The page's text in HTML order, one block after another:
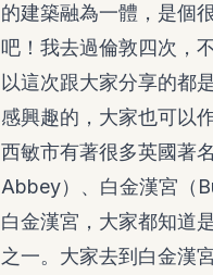
的建築融為一體，是個
吧！我去過倫敦四次，
以這次跟大家分享的都
感興趣的，大家也可以
西敏市有著很多英國著
Abbey）、白金漢宮（
白金漢宮，大家都知道
之一。大家去到白金漢